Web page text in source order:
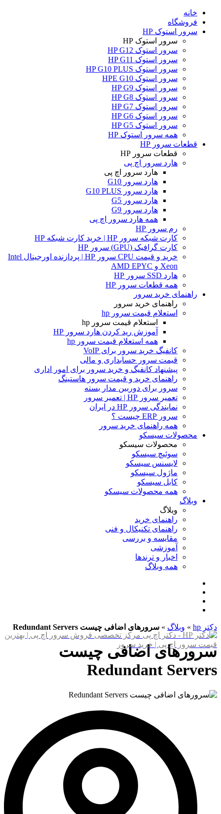
خانه
فروشگاه
سرور استوک HP
سرور استوک HP
سرور استوک HP G12
سرور استوک HP G11
سرور استوک HP G10 PLUS
سرور استوک HPE G10
سرور استوک HP G9
سرور استوک HP G8
سرور استوک HP G7
سرور استوک HP G6
سرور استوک HP G5
همه سرور استوک HP
قطعات سرور HP
قطعات سرور HP
هارد سرور اچ پی
هارد سرور اچ پی
هارد سرور G10
هارد سرور G10 PLUS
هارد سرور G5
هارد سرور G9
همه هارد سرور اچ پی
رم سرور HP
کارت شبکه سرور HP | خرید کارت شبکه HP
کارت گرافیک (GPU) سرور HP
خرید و قیمت CPU سرور HP | پردازنده اورجینال Intel
Xeon و AMD EPYC
هارد SSD سرور HP
همه قطعات سرور HP
راهنمای خرید سرور
راهنمای خرید سرور
استعلام قیمت سرور hp
استعلام قیمت سرور hp
آموزش ريد كردن هارد سرور HP
همه استعلام قیمت سرور hp
کانفیگ خرید سرور برای VoIP
قیمت سرور حسابداری و مالی
پیشنهاد کانفیگ و خرید سرور برای امور اداری
راهنمای خرید و قیمت سرور هاستینگ
سرور برای دوربین مدار بسته
تعمیر سرور HP | تعمیر سرور
نمایندگی سرور HP در ایران
سرور ERP چیست ؟
همه راهنمای خرید سرور
محصولات سیسکو
محصولات سیسکو
سوئیچ سیسکو
لایسنس سیسکو
ماژول سیسکو
کابل سیسکو
همه محصولات سیسکو
وبلاگ
وبلاگ
راهنمای خرید
راهنمای تکنیکال و فنی
مقایسه و بررسی
آموزشی
اخبار و ترندها
همه وبلاگ
دکتر hp » وبلاگ » سرورهای اضافی چیست Redundant Servers
سرورهای اضافی چیست
Redundant Servers